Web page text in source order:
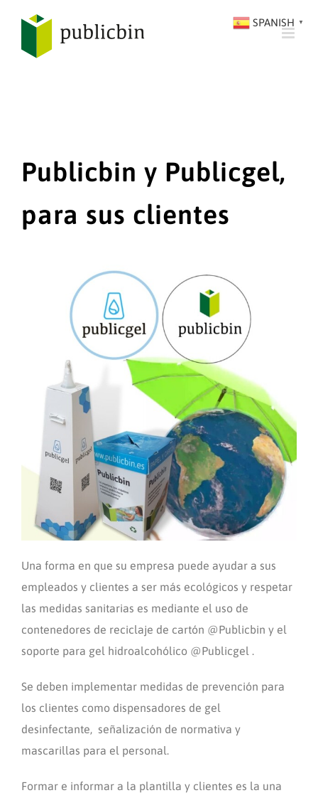
CONTENIDO
Publicbin y Publicgel,
para sus clientes
Una forma en que su empresa puede ayudar a sus
empleados y clientes a ser más ecológicos y respetar
las medidas sanitarias es mediante el uso de
contenedores de reciclaje de cartón @Publicbin y el
soporte para gel hidroalcohólico @Publicgel .
Se deben implementar medidas de prevención para
los clientes como dispensadores de gel
desinfectante, señalización de normativa y
mascarillas para el personal.
Formar e informar a la plantilla y clientes es la una
SPANISH ▼